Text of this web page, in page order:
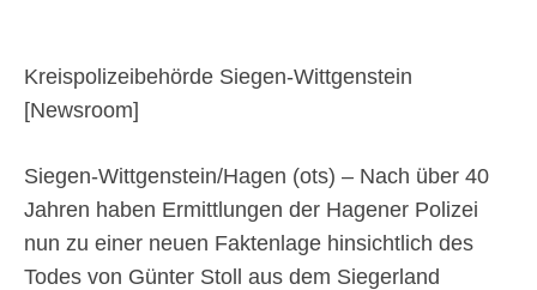
Hagen – Neue
Klarheit im YOGTZE-Fall
– Verkehrsunfall als
Kreispolizeibehörde Siegen-Wittgenstein
[Newsroom]
Siegen-Wittgenstein/Hagen (ots) – Nach über 40
Jahren haben Ermittlungen der Hagener Polizei
nun zu einer neuen Faktenlage hinsichtlich des
Todes von Günter Stoll aus dem Siegerland